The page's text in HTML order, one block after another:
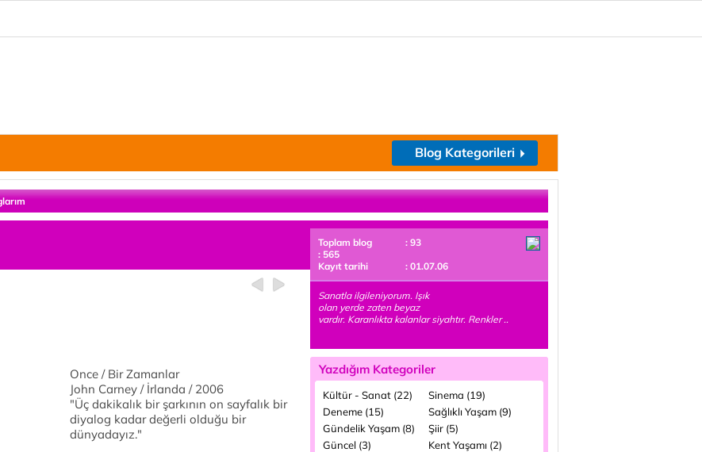
Blog Kategorileri
Once / Bir Zamanlar
John Carney / İrlanda / 2006
"Üç dakikalık bir şarkının on sayfalık bir
diyalog kadar değerli olduğu bir
dünyadayız."
Toplam blog
: 93
: 565
Kayıt tarihi
: 01.07.06
Sanatla ilgileniyorum. Işık
olan yerde zaten beyaz
vardır. Karanlıkta kalanlar siyahtır. Renkler ..
Yazdığım Kategoriler
Kültür - Sanat (22)
Sinema (19)
Deneme (15)
Sağlıklı Yaşam (9)
Gündelik Yaşam (8)
Şiir (5)
Güncel (3)
Kent Yaşamı (2)